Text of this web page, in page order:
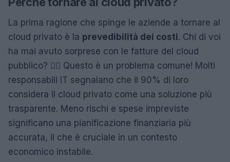
La prima ragione che spinge le aziende a tornare al
cloud privato è la prevedibilità dei costi. Chi di voi
ha mai avuto sorprese con le fatture del cloud
pubblico? 🙋‍♀️ Questo è un problema comune! Molti
responsabili IT segnalano che il 90% di loro
considera il cloud privato come una soluzione più
trasparente. Meno rischi e spese impreviste
significano una pianificazione finanziaria più
accurata, il che è cruciale in un contesto
economico instabile.